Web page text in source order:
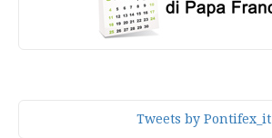
Tweets by Pontifex_it